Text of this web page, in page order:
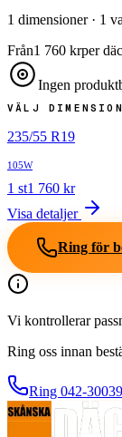
1 dimensioner· 1
Från1 760 krper
Ingen
VÄLJ DIMENSION
235/55 R19
105W
1 st1 760 kr
Visa detaljer
Ring för
Vi kontrollerar
Ring oss innan
Ring 042-